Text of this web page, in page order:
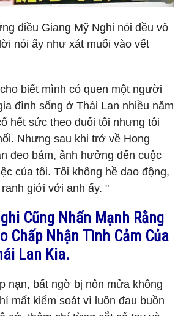
điều Giang Mỹ Nghi nói đều vô
nói ấy như xát muối vào vết
biết mình có quen một người
đình sống ở Thái Lan nhiều năm
hết sức theo đuổi tôi nhưng tôi
Nhưng sau khi trở về Hong
đeo bám, ảnh hưởng đến cuộc
của tôi. Tôi không hề dao động,
giới với anh ấy. "
Cũng Nhấn Mạnh Rằng
Chấp Nhận Tình Cảm Của
Lan Kia.
nạn, bất ngờ bị nôn mửa không
mất kiểm soát vì luôn đau buồn